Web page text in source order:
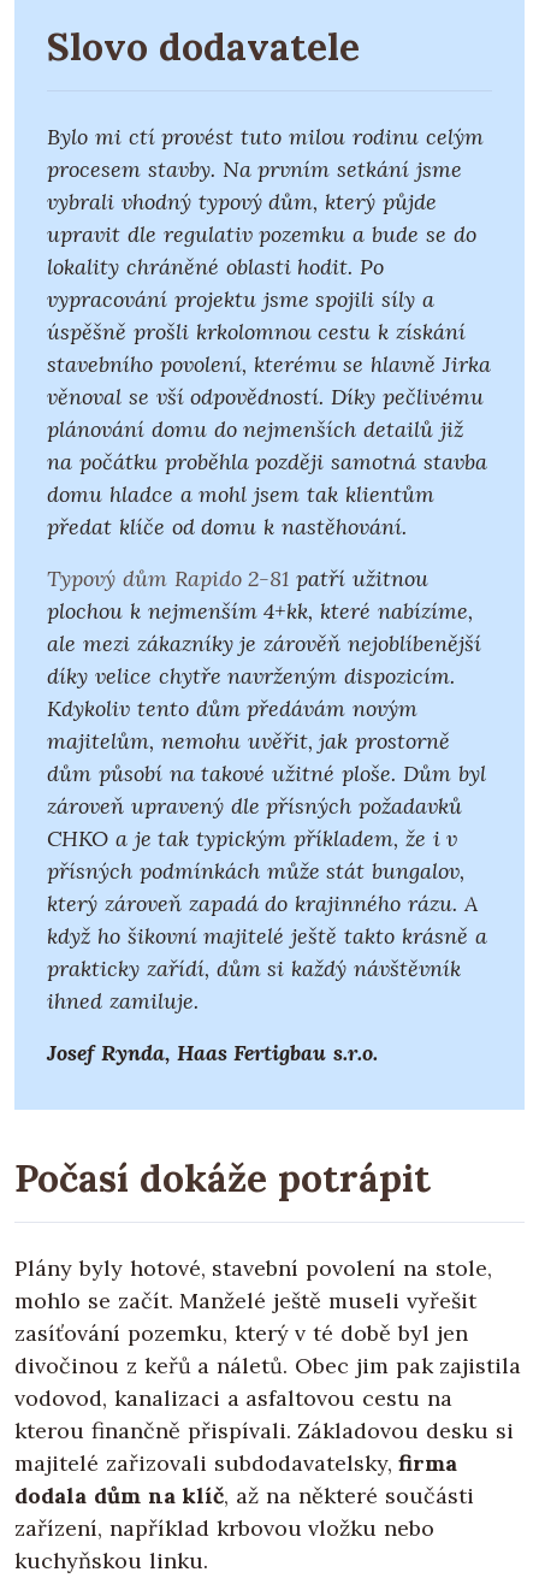
Slovo dodavatele
Bylo mi ctí provést tuto milou rodinu celým
procesem stavby. Na prvním setkání jsme
vybrali vhodný typový dům, který půjde
upravit dle regulativ pozemku a bude se do
lokality chráněné oblasti hodit. Po
vypracování projektu jsme spojili síly a
úspěšně prošli krkolomnou cestu k získání
stavebního povolení, kterému se hlavně Jirka
věnoval se vší odpovědností. Díky pečlivému
plánování domu do nejmenších detailů již
na počátku proběhla později samotná stavba
domu hladce a mohl jsem tak klientům
předat klíče od domu k nastěhování.
Typový dům Rapido 2-81 patří užitnou
plochou k nejmenším 4+kk, které nabízíme,
ale mezi zákazníky je zárověň nejoblíbenější
díky velice chytře navrženým dispozicím.
Kdykoliv tento dům předávám novým
majitelům, nemohu uvěřit, jak prostorně
dům působí na takové užitné ploše. Dům byl
zároveň upravený dle přísných požadavků
CHKO a je tak typickým příkladem, že i v
přísných podmínkách může stát bungalov,
který zároveň zapadá do krajinného rázu. A
když ho šikovní majitelé ještě takto krásně a
prakticky zařídí, dům si každý návštěvník
ihned zamiluje.
Josef Rynda, Haas Fertigbau s.r.o.
Počasí dokáže potrápit
Plány byly hotové, stavební povolení na stole,
mohlo se začít. Manželé ještě museli vyřešit
zasíťování pozemku, který v té době byl jen
divočinou z keřů a náletů. Obec jim pak zajistila
vodovod, kanalizaci a asfaltovou cestu na
kterou finančně přispívali. Základovou desku si
majitelé zařizovali subdodavatelsky, firma
dodala dům na klíč, až na některé součásti
zařízení, například krbovou vložku nebo
kuchyňskou linku.